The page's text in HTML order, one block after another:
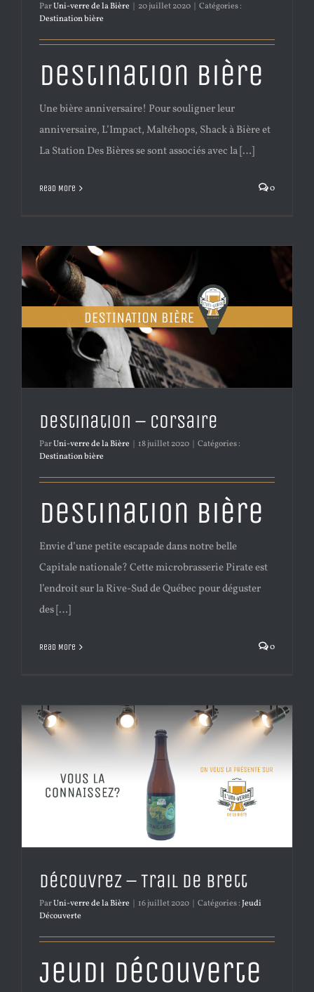
ParUni-verre de la Bière 20 juillet 2020
Catégories :
Destination bière
Destination Bière
Une bière anniversaire! Pour souligner leur
anniversaire, L’Impact, Maltéhops, Shack à Bière et
La Station Des Bières se sont associés avec la […]
Read More 0
Destination – Corsaire
ParUni-verre de la Bière 18 juillet 2020
Catégories :
Destination bière
Destination Bière
Envie d’une petite escapade dans notre belle
Capitale nationale? Cette microbrasserie Pirate est
l’endroit sur la Rive-Sud de Québec pour déguster
des […]
Read More 0
Découvrez – Trail de Brett
ParUni-verre de la Bière 16 juillet 2020 Catégories :Jeudi
Découverte
Jeudi Découverte